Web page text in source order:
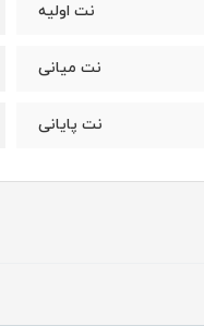
نت اوليه
نت ميانى
نت پايانى